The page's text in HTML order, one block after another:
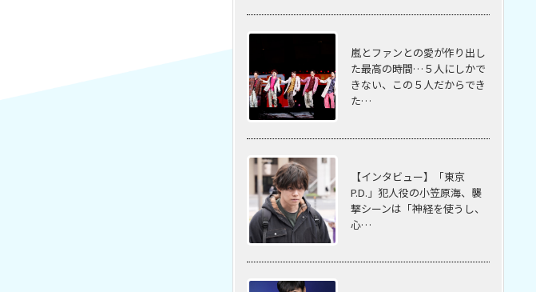
嵐とファンとの愛が作り出し
た最高の時間…５⼈にしかで
きない、この５⼈だからでき
た…
【インタビュー】「東京
P.D.」犯人役の小笠原海、襲
撃シーンは「神経を使うし、
心…